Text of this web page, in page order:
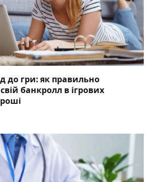
до гри: як правильно
банкролл в ігрових